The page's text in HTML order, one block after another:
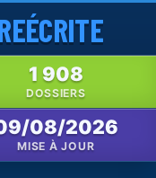
ÉCRITE
1 908
DOSSIERS
08/2026
MISE À JOUR